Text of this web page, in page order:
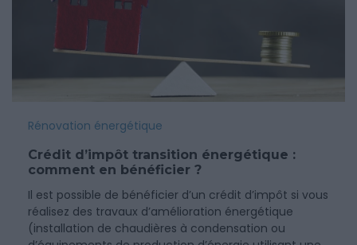
Rénovation énergétique
Crédit d’impôt transition énergétique :
comment en bénéficier ?
Il est possible de bénéficier d’un crédit d’impôt si vous
réalisez des travaux d’amélioration énergétique
(installation de chaudières à condensation ou